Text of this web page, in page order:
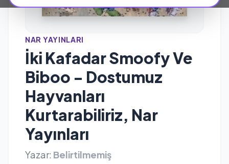
NAR YAYINLARI
İki Kafadar Smoofy Ve
Biboo - Dostumuz
Hayvanları
Kurtarabiliriz, Nar
Yayınları
Yazar: Belirtilmemiş